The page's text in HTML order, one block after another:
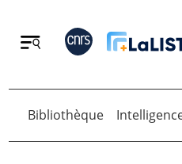
Retour
Retour
Bibliothèque